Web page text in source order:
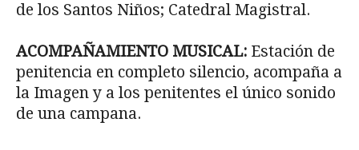
de los Santos Niños; Catedral Magistral.
ACOMPAÑAMIENTO MUSICAL: Estación de
penitencia en completo silencio, acompaña a
la Imagen y a los penitentes el único sonido
de una campana.